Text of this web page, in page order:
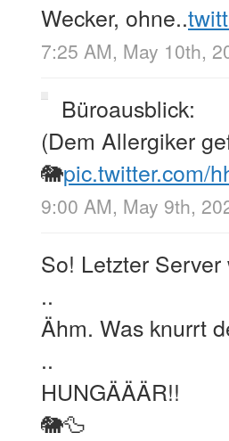
Wecker, ohne..
7:25 AM, May 10th,
Büroausblick:
(Dem Allergiker
🐘pic.twitter.com/
9:00 AM, May 9th,
So! Letzter
..
Ähm. Was knurrt
..
HUNGÄÄÄR!!
🐘🦆